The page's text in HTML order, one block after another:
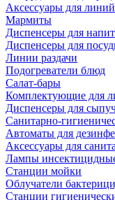
Аксессуары для линий
Мармиты
Диспенсеры для
Диспенсеры для
Линии раздачи
Подогреватели блюд
Салат-бары
Комплектующие для
Диспенсеры для
Санитарно-
Автоматы для
Аксессуары для
Лампы
Станции мойки
Облучатели
Станции